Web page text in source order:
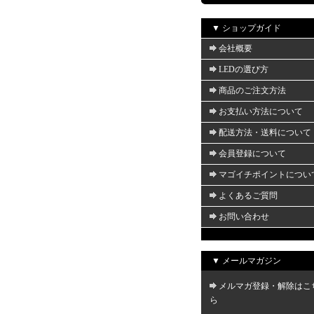
▼ ショップガイド
会社概要
LEDの選び方
商品のご注文方法
お支払い方法について
配送方法・送料について
会員登録について
マゴイチポイントについ
よくあるご質問
お問い合わせ
▼ メールマガジン
メルマガ登録・解除はこ
ら